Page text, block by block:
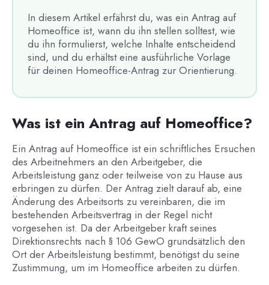
In diesem Artikel erfährst du, was ein Antrag auf
Homeoffice ist, wann du ihn stellen solltest, wie
du ihn formulierst, welche Inhalte entscheidend
sind, und du erhältst eine ausführliche Vorlage
für deinen Homeoffice-Antrag zur Orientierung.
Was ist ein Antrag auf Homeoffice?
Ein Antrag auf Homeoffice ist ein schriftliches Ersuchen
des Arbeitnehmers an den Arbeitgeber, die
Arbeitsleistung ganz oder teilweise von zu Hause aus
erbringen zu dürfen. Der Antrag zielt darauf ab, eine
Änderung des Arbeitsorts zu vereinbaren, die im
bestehenden Arbeitsvertrag in der Regel nicht
vorgesehen ist. Da der Arbeitgeber kraft seines
Direktionsrechts nach § 106 GewO grundsätzlich den
Ort der Arbeitsleistung bestimmt, benötigst du seine
Zustimmung, um im Homeoffice arbeiten zu dürfen.